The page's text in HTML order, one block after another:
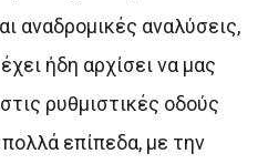
αναδρομικές αναλύσεις,
ήδη αρχίσει να μας
ρυθμιστικές οδούς
επίπεδα, με την